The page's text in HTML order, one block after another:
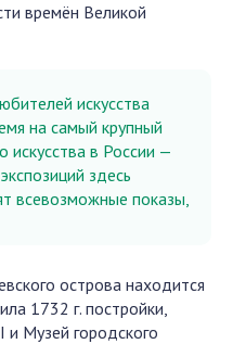
времён Великой
искусства
на самый крупный
искусства в России —
здесь
всевозможные показы,
острова находится
1732 г. постройки,
и Музей городского